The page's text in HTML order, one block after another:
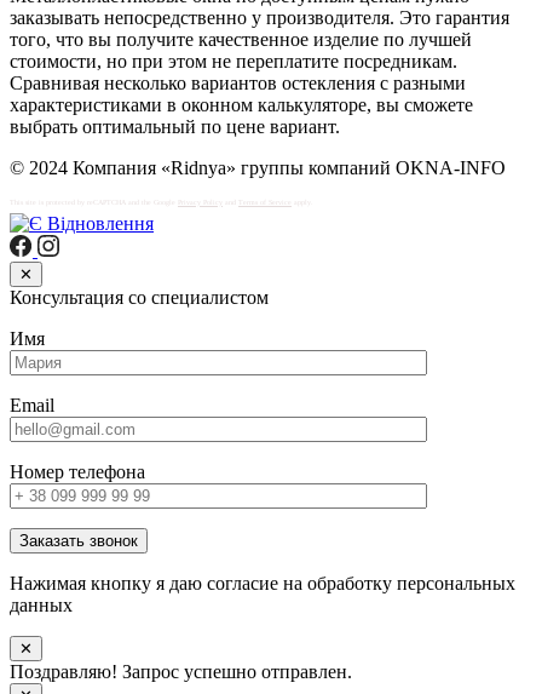
заказывать непосредственно у производителя. Это гарантия
того, что вы получите качественное изделие по лучшей
стоимости, но при этом не переплатите посредникам.
Сравнивая несколько вариантов остекления с разными
характеристиками в оконном калькуляторе, вы сможете
выбрать оптимальный по цене вариант.
© 2024 Компания «Ridnya» группы компаний OKNA-INFO
Terms of Service
✕
Консультация со специалистом
Имя
Email
Номер телефона
Заказать звонок
Нажимая кнопку я даю согласие на обработку персональных
данных
✕
Поздравляю! Запрос успешно отправлен.